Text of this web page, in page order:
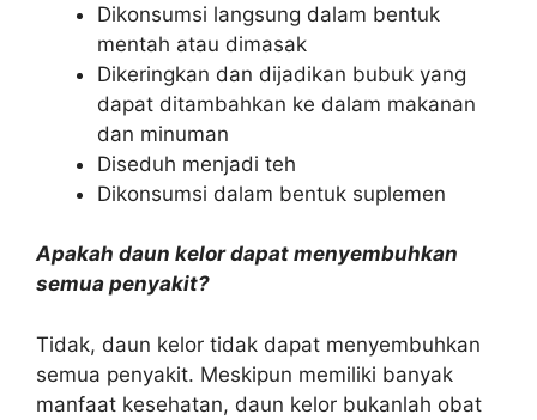
Dikonsumsi langsung dalam bentuk
mentah atau dimasak
Dikeringkan dan dijadikan bubuk yang
dapat ditambahkan ke dalam makanan
dan minuman
Diseduh menjadi teh
Dikonsumsi dalam bentuk suplemen
Apakah daun kelor dapat menyembuhkan
semua penyakit?
Tidak, daun kelor tidak dapat menyembuhkan
semua penyakit. Meskipun memiliki banyak
manfaat kesehatan, daun kelor bukanlah obat